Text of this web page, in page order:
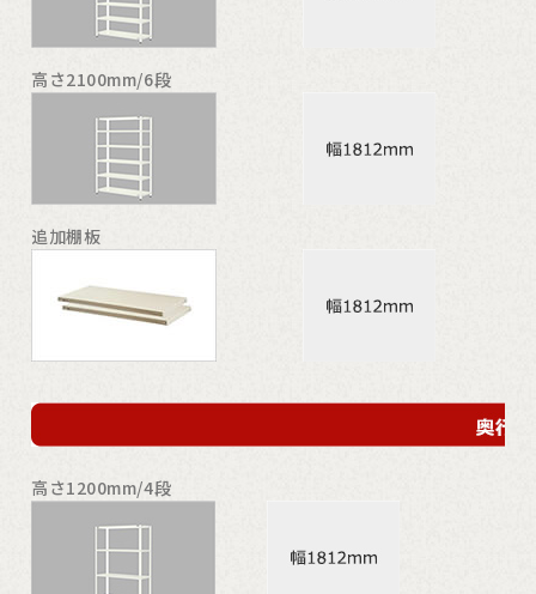
高さ2100mm/6段
追加棚板
高さ1200mm/4段